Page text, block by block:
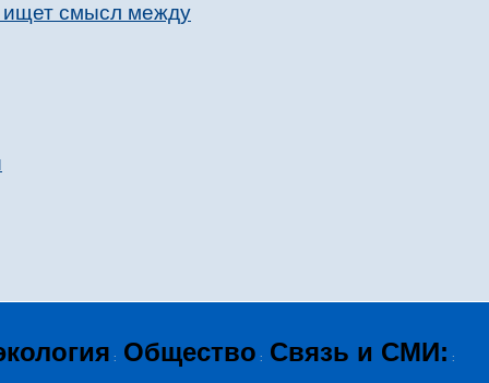
ищет смысл между
: Общество : Связь и СМИ: :